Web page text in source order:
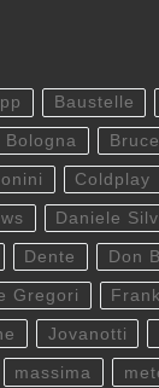
Baustelle
Bologna
Coldplay
Daniele
Dente Don
Gregori Frank
Jovanotti
massima